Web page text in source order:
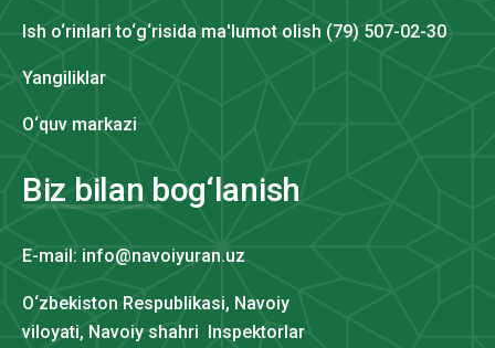
Ish o‘rinlari to‘g‘risida ma'lumot olish (79) 507-02-30
Yangiliklar
O‘quv markazi
Biz bilan bog‘lanish
E-mail: info@navoiyuran.uz
O‘zbekiston Respublikasi, Navoiy
viloyati, Navoiy shahri Inspektorlar